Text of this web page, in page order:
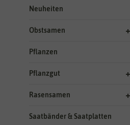
Neuheiten
Obstsamen
Pflanzen
Pflanzgut
Rasensamen
Saatbänder & Saatplatten